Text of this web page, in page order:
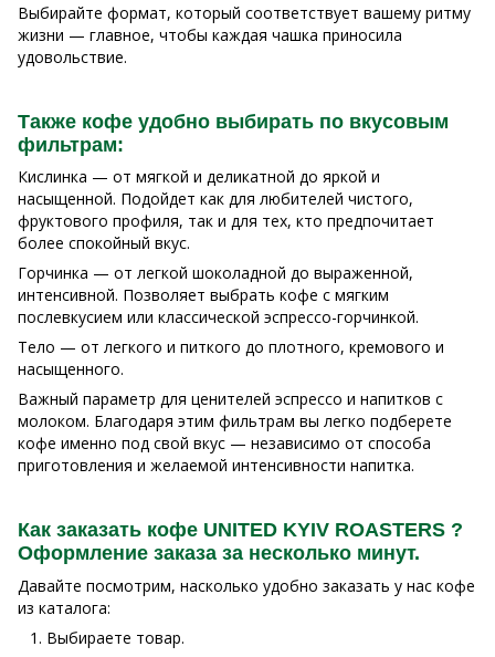
Выбирайте формат, который соответствует вашему ритму
жизни — главное, чтобы каждая чашка приносила
удовольствие.
Также кофе удобно выбирать по вкусовым
фильтрам:
Кислинка — от мягкой и деликатной до яркой и
насыщенной. Подойдет как для любителей чистого,
фруктового профиля, так и для тех, кто предпочитает
более спокойный вкус.
Горчинка — от легкой шоколадной до выраженной,
интенсивной. Позволяет выбрать кофе с мягким
послевкусием или классической эспрессо-горчинкой.
Тело — от легкого и питкого до плотного, кремового и
насыщенного.
Важный параметр для ценителей эспрессо и напитков с
молоком. Благодаря этим фильтрам вы легко подберете
кофе именно под свой вкус — независимо от способа
приготовления и желаемой интенсивности напитка.
Как заказать кофе UNITED KYIV ROASTERS ?
Оформление заказа за несколько минут.
Давайте посмотрим, насколько удобно заказать у нас кофе
из каталога:
Выбираете товар.